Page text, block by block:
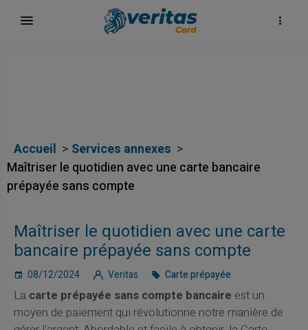
Accueil
Services annexes
Maîtriser le quotidien avec une carte bancaire
prépayée sans compte
Maîtriser le quotidien avec une carte
bancaire prépayée sans compte
08/12/2024 Veritas Carte prépayée
La carte prépayée sans compte bancaire est un
moyen de paiement qui révolutionne notre manière de